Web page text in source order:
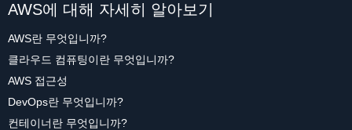
AWS에 대해 자세히 알아보기
AWS란 무엇입니까?
클라우드 컴퓨팅이란 무엇입니까?
AWS 접근성
DevOps란 무엇입니까?
컨테이너란 무엇입니까?